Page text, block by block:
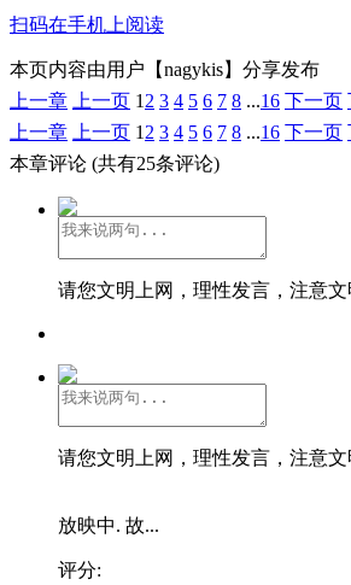
扫码在手机上阅读
本页内容由用户【nagykis】分享发布
上一章
上一页 1 2 3 4 5 6 7 8 ...16 下一页
上一章
上一页 1 2 3 4 5 6 7 8 ...16 下一页
本章评论 (共有25条评论)
请您文明上网，理性发言，注意
请您文明上网，理性发言，注意
放映中. 故...
评分: